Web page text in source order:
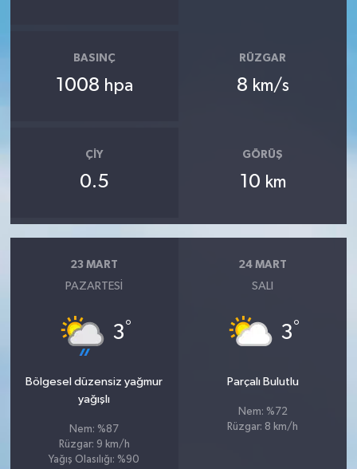
BASINÇ
1008 hpa
RÜZGAR
8 km/s
ÇIY
0.5
GÖRÜŞ
10 km
23 MART
PAZARTESI
3°
Bölgesel düzensiz yağmur
yağışlı
Nem: %87
Rüzgar: 9 km/h
Yağış Olasılığı: %90
24 MART
SALI
3°
Parçalı Bulutlu
Nem: %72
Rüzgar: 8 km/h